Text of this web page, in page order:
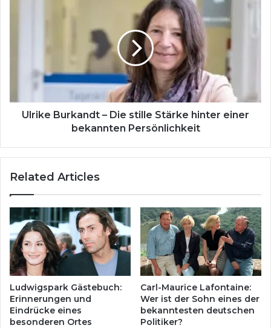
bekannten
Persönlichkeit
Ulrike Burkandt – Die stille Stärke hinter einer
bekannten Persönlichkeit
Related Articles
Ludwigspark Gästebuch:
Erinnerungen und
Eindrücke eines
besonderen Ortes
Carl-Maurice Lafontaine:
Wer ist der Sohn eines der
bekanntesten deutschen
Politiker?